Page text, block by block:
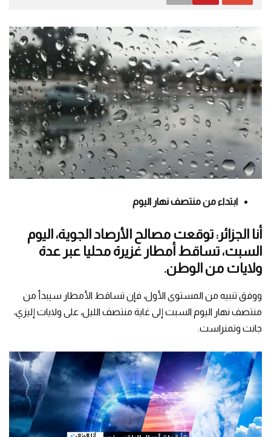
ابتداء من منتصف نهار اليوم
أنا الجزائر: توقعت مصالح الأرصاد الجوية، اليوم
السبت، تساقط أمطار غزيرة محليا عبر عدة
ولايات من الوطن.
ووفق تنبيه من المستوى الأول، فإن تساقط الأمطار سيبدأ من
منتصف نهار اليوم السبت إلى غاية منتصف الليل، على ولايات إليزي،
جانت وتمنراست.